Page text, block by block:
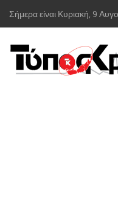
Σήμερα είναι Κυριακή, 9